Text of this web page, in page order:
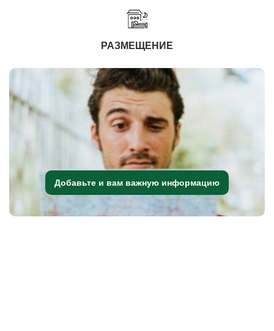
РАЗМЕЩЕНИЕ
Добавьте и вам важную информацию